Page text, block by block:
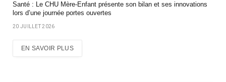
Santé : Le CHU Mère-Enfant présente son bilan et ses innovations
lors d’une journée portes ouvertes
20 JUILLET 2026
EN SAVOIR PLUS